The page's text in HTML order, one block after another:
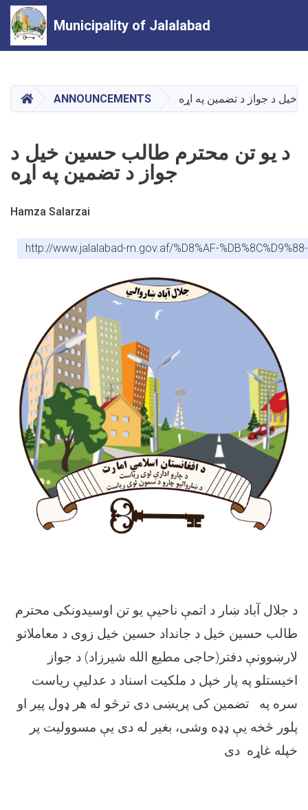
main
content
Municipality of Jalalabad
HOMEANNOUNCEMENTS د جواز د تضمین په اړه
د یو تن محترم طالب حسین خیل د
جواز د تضمین په اړه
Hamza Salarzai
http://www.jalalabad-m.gov.af/%D8%AF-%DB%8C%D9%88-
د جلال آباد ښار د اتمې ناحیې یو تن اوسیدونکی محترم
طالب حسین خیل د جانداد حسین خیل زوی د معاملاتو
لارښوونې دفتر(حاجی مطیع الله شیرزاد) د جواز
اخیستلو په پار خپل د ملکیت اسناد د عدلیې ریاست
سره په تضمین کی پریښی دی ترڅو له هر ډول پیر او
پلور څخه یې ډډه وشی، بغیر له دی یې مسوولیت پر
خپله غاړه دی